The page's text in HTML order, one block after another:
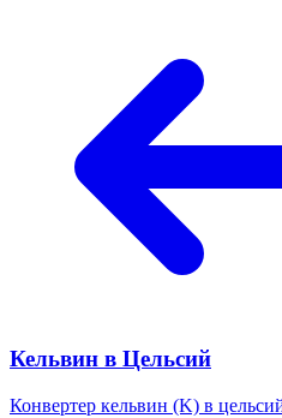
Кельвин в Цельсий
Конвертер кельвин (K) в